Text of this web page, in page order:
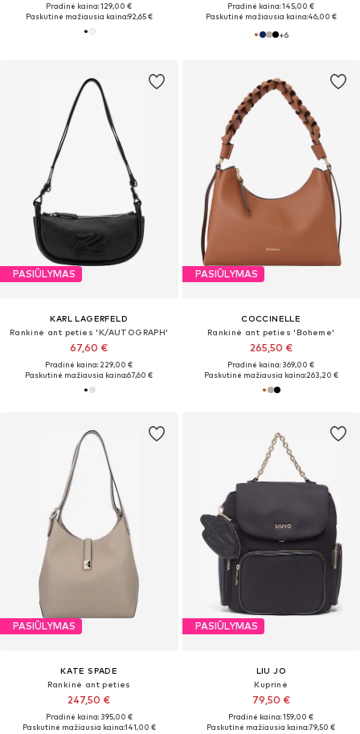
Pradinė kaina: 129,00 €
Paskutinė mažiausia kaina:92,65 €
Pradinė kaina: 145,00 €
Paskutinė mažiausia kaina:46,00 €
+6
PASIŪLYMAS
KARL LAGERFELD
Rankinė ant peties 'K/AUTOGRAPH'
67,60 €
Pradinė kaina: 229,00 €
Paskutinė mažiausia kaina:67,60 €
PASIŪLYMAS
COCCINELLE
Rankinė ant peties 'Boheme'
265,50 €
Pradinė kaina: 369,00 €
Paskutinė mažiausia kaina:263,20 €
PASIŪLYMAS
KATE SPADE
Rankinė ant peties
247,50 €
Pradinė kaina: 395,00 €
Paskutinė mažiausia kaina:141,00 €
PASIŪLYMAS
LIU JO
Kuprinė
79,50 €
Pradinė kaina: 159,00 €
Paskutinė mažiausia kaina:79,50 €